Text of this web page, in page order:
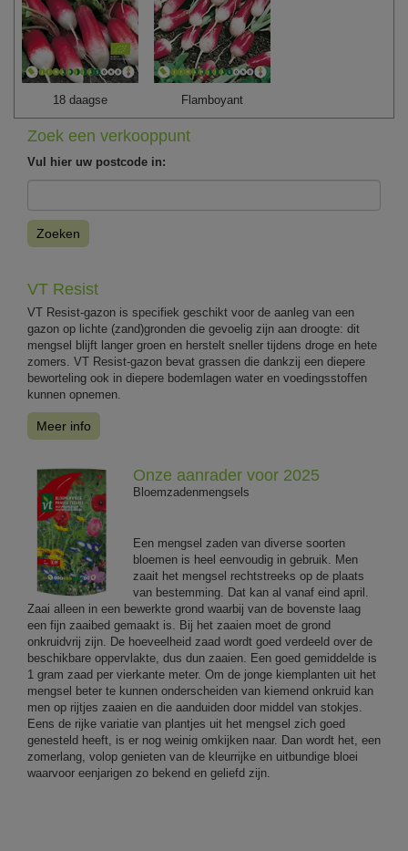
18 daagse Flamboyant
Zoek een verkooppunt
Vul hier uw postcode in:
Zoeken
VT Resist
VT Resist-gazon is specifiek geschikt voor de aanleg van een
gazon op lichte (zand)gronden die gevoelig zijn aan droogte: dit
mengsel blijft langer groen en herstelt sneller tijdens droge en hete
zomers. VT Resist-gazon bevat grassen die dankzij een diepere
beworteling ook in diepere bodemlagen water en voedingsstoffen
kunnen opnemen.
Meer info
Onze aanrader voor 2025
Bloemzadenmengsels
Een mengsel zaden van diverse soorten
bloemen is heel eenvoudig in gebruik. Men
zaait het mengsel rechtstreeks op de plaats
van bestemming. Dat kan al vanaf eind april.
Zaai alleen in een bewerkte grond waarbij van de bovenste laag
een fijn zaaibed gemaakt is. Bij het zaaien moet de grond
onkruidvrij zijn. De hoeveelheid zaad wordt goed verdeeld over de
beschikbare oppervlakte, dus dun zaaien. Een goed gemiddelde is
1 gram zaad per vierkante meter. Om de jonge kiemplanten uit het
mengsel beter te kunnen onderscheiden van kiemend onkruid kan
men op rijtjes zaaien en die aanduiden door middel van stokjes.
Eens de rijke variatie van plantjes uit het mengsel zich goed
genesteld heeft, is er nog weinig omkijken naar. Dan wordt het, een
zomerlang, volop genieten van de kleurrijke en uitbundige bloei
waarvoor eenjarigen zo bekend en geliefd zijn.